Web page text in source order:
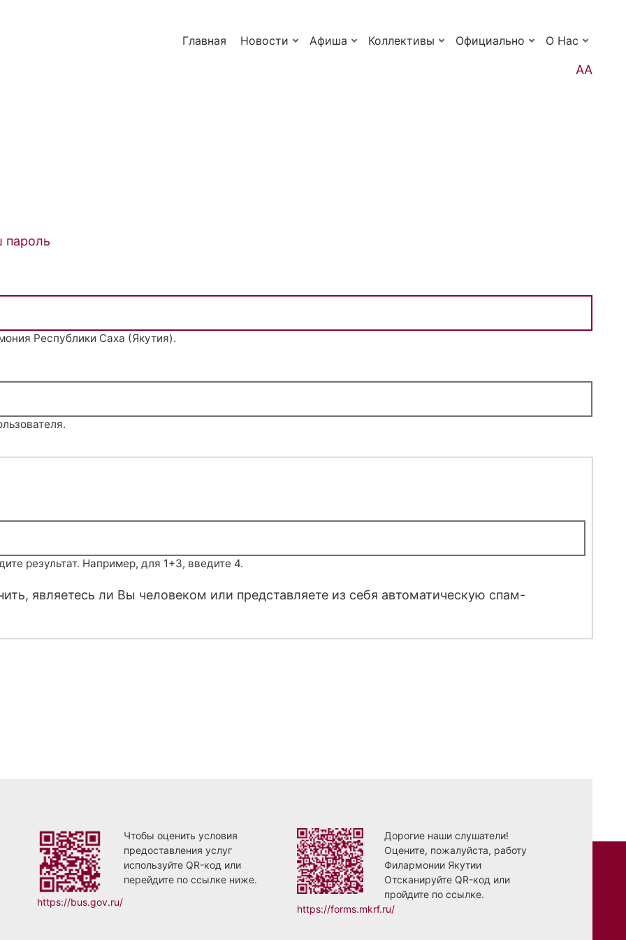
Главная Новости Афиша Коллективы Официально О Нас
АА
пароль
Республики Саха (Якутия).
результат. Например, для 1+3, введите 4.
являетесь ли Вы человеком или представляете из себя автоматическую спам-
Чтобы оценить условия
предоставления услуг
используйте QR-код или
перейдите по ссылке ниже.
https://bus.gov.ru/
Дорогие наши слушатели!
Оцените, пожалуйста, работу
Филармонии Якутии
Отсканируйте QR-код или
пройдите по ссылке.
https://forms.mkrf.ru/